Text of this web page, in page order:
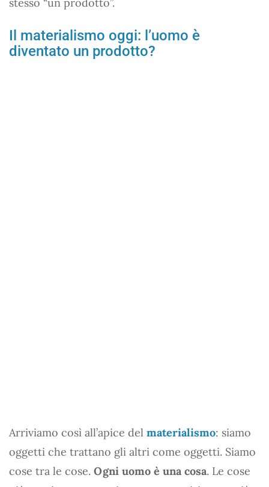
Il materialismo oggi: l’uomo è
diventato un prodotto?
Arriviamo così all’apice del materialismo: siamo
oggetti che trattano gli altri come oggetti. Siamo
cose tra le cose. Ogni uomo è una cosa. Le cose